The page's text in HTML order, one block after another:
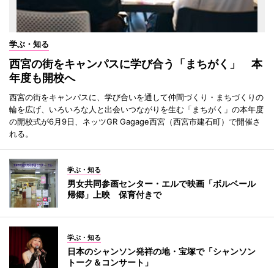
学ぶ・知る
西宮の街をキャンパスに学び合う「まちがく」 本
年度も開校へ
西宮の街をキャンパスに、学び合いを通して仲間づくり・まちづくりの
輪を広げ、いろいろな人と出会いつながりを生む「まちがく」の本年度
の開校式が6月9日、ネッツGR Gagage西宮（西宮市建石町）で開催さ
れる。
学ぶ・知る
男女共同参画センター・エルで映画「ボルベール
帰郷」上映 保育付きで
学ぶ・知る
日本のシャンソン発祥の地・宝塚で「シャンソン
トーク＆コンサート」